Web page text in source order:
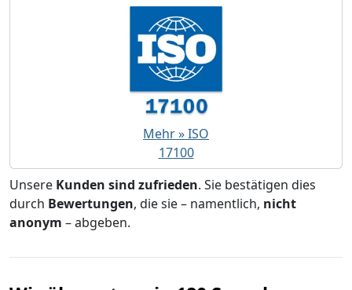
Mehr » ISO
17100
Unsere Kunden sind zufrieden. Sie bestätigen dies
durch Bewertungen, die sie – namentlich, nicht
anonym – abgeben.